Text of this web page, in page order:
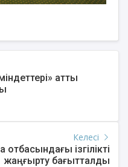
атты
Келесі
ізгілікті
жаңғырту бағытталды